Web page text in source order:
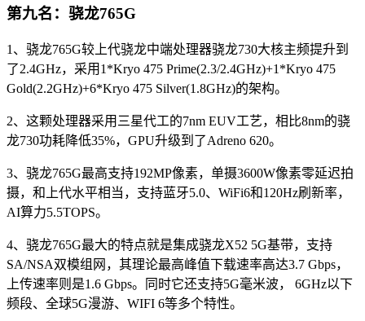
第九名：骁龙765G
1、骁龙765G较上代骁龙中端处理器骁龙730大核主频提升到
了2.4GHz，采用1*Kryo 475 Prime(2.3/2.4GHz)+1*Kryo 475
Gold(2.2GHz)+6*Kryo 475 Silver(1.8GHz)的架构。
2、这颗处理器采用三星代工的7nm EUV工艺，相比8nm的骁
龙730功耗降低35%，GPU升级到了Adreno 620。
3、骁龙765G最高支持192MP像素，单摄3600W像素零延迟拍
摄，和上代水平相当，支持蓝牙5.0、WiFi6和120Hz刷新率，
AI算力5.5TOPS。
4、骁龙765G最大的特点就是集成骁龙X52 5G基带，支持
SA/NSA双模组网，其理论最高峰值下载速率高达3.7 Gbps，
上传速率则是1.6 Gbps。同时它还支持5G毫米波， 6GHz以下
频段、全球5G漫游、WIFI 6等多个特性。